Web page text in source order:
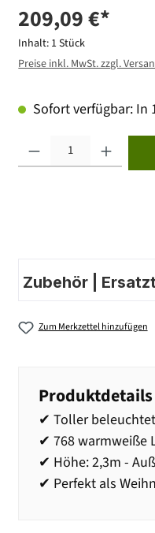
209,09 €*
Inhalt: 1 Stück
Preise inkl. MwSt. zzgl.
Sofort verfügbar: In
Zubehör |
Zum Merkzettel hinzufügen
Produktdetails
✔ Toller
✔ 768 warmweiße
✔ Höhe: 2,3m -
✔ Perfekt als